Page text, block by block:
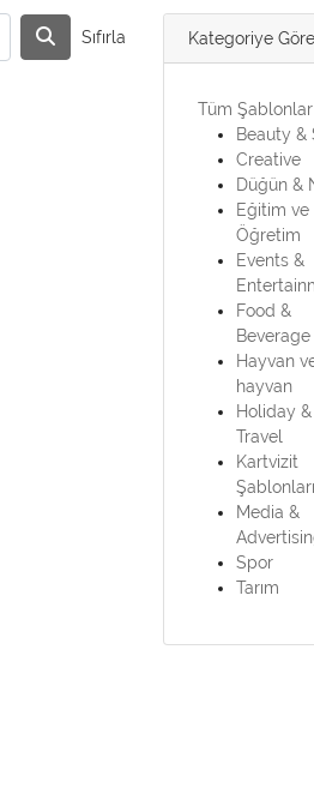
Sıfırla Kategoriye
Tüm Şablonlar
Beauty &
Creative
Düğün &
Eğitim ve
Öğretim
Events &
Food &
Beverage
Hayvan
hayvan
Holiday &
Travel
Kartvizit
Şablonları
Media &
Spor
Tarım